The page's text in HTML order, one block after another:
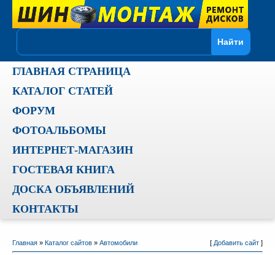
ГЛАВНАЯ СТРАНИЦА
КАТАЛОГ СТАТЕЙ
ФОРУМ
ФОТОАЛЬБОМЫ
ИНТЕРНЕТ-МАГАЗИН
ГОСТЕВАЯ КНИГА
ДОСКА ОБЪЯВЛЕНИЙ
КОНТАКТЫ
Главная» Каталог сайтов» Автомобили [ Добавить сайт]